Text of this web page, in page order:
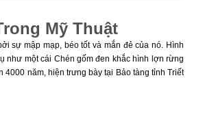
Mỹ Thuật
sự mập mạp, béo tốt và mắn đẻ của nó. Hình
như một cái Chén gốm đen khắc hình lợn rừng
năm, hiện trưng bày tại Bảo tàng tỉnh Triết